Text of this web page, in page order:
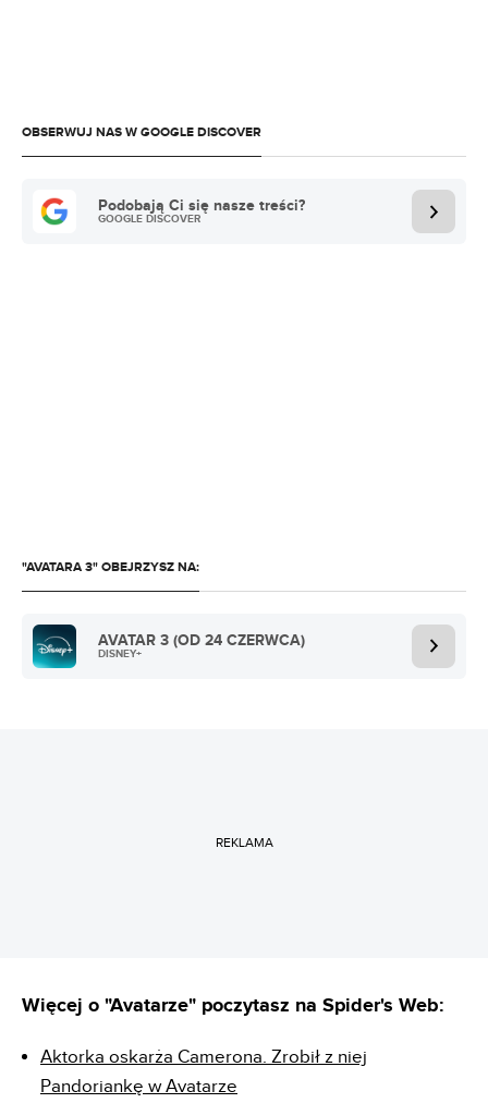
OBSERWUJ NAS W GOOGLE DISCOVER
Podobają Ci się nasze treści?
GOOGLE DISCOVER
"AVATARA 3" OBEJRZYSZ NA:
AVATAR 3 (OD 24 CZERWCA)
DISNEY+
REKLAMA
Więcej o "Avatarze" poczytasz na Spider's Web:
Aktorka oskarża Camerona. Zrobił z niej
Pandoriankę w Avatarze